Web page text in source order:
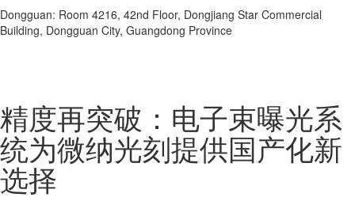
Dongguan: Room 4216, 42nd Floor, Dongjiang Star Commercial
Building, Dongguan City, Guangdong Province
精度再突破：电子束曝光系
统为微纳光刻提供国产化新
选择